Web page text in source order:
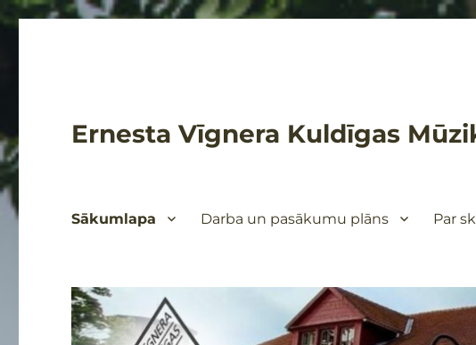
Ernesta Vīgnera Kuldīgas
Sākumlapa Darba un pasākumu plāns Par